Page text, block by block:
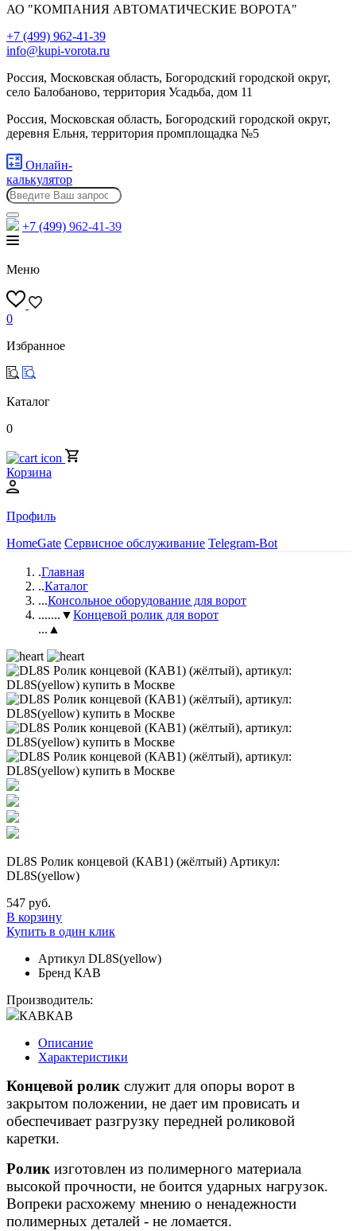
АО "КОМПАНИЯ АВТОМАТИЧЕСКИЕ ВОРОТА"
+7 (499) 962-41-39
info@kupi-vorota.ru
Россия, Московская область, Богородский городской округ,
село Балобаново, территория Усадьба, дом 11
Россия, Московская область, Богородский городской округ,
деревня Ельня, территория промплощадка №5
Онлайн-
калькулятор
+7 (499) 962-41-39
Меню
0
Избранное
Каталог
0
Корзина
Профиль
HomeGate Сервисное обслуживание Telegram-Bot
.Главная
..Каталог
...Консольное оборудование для ворот
.......▼Концевой ролик для ворот
...▲
DL8S Ролик концевой (КАВ1) (жёлтый) Артикул:
DL8S(yellow)
547 руб.
В корзину
Купить в один клик
Артикул DL8S(yellow)
Бренд КАВ
Производитель:
КАВКАВ
Описание
Характеристики
Концевой ролик служит для опоры ворот в
закрытом положении, не дает им провисать и
обеспечивает разгрузку передней роликовой
каретки.
Ролик изготовлен из полимерного материала
высокой прочности, не боится ударных нагрузок.
Вопреки расхожему мнению о ненадежности
полимерных деталей - не ломается.